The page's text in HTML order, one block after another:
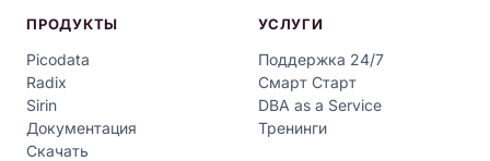
ПРОДУКТЫ
Picodata
Radix
Sirin
Документация
Скачать
УСЛУГИ
Поддержка 24/7
Смарт Старт
DBA as a Service
Тренинги